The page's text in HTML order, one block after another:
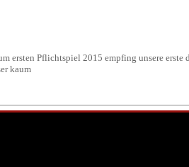
Pflichtspiel 2015 empfing unsere erste
kaum